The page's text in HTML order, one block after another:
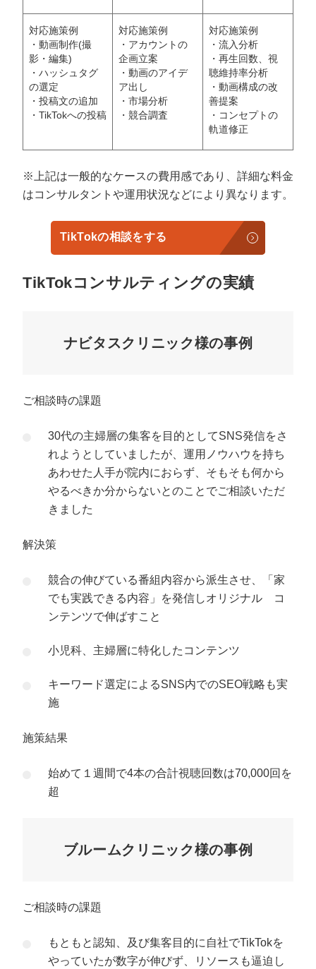
対応施策例
・動画制作(撮
影・編集)
・ハッシュタグ
の選定
・投稿文の追加
・TikTokへの投稿
対応施策例
・アカウントの
企画立案
・動画のアイデ
ア出し
・市場分析
・競合調査
対応施策例
・流入分析
・再生回数、視
聴維持率分析
・動画構成の改
善提案
・コンセプトの
軌道修正
※上記は一般的なケースの費用感であり、詳細な料金
はコンサルタントや運用状況などにより異なります。
TikTokの相談をする
TikTokコンサルティングの実績
ナビタスクリニック様の事例
ご相談時の課題
30代の主婦層の集客を目的としてSNS発信をさ
れようとしていましたが、運用ノウハウを持ち
あわせた人手が院内におらず、そもそも何から
やるべきか分からないとのことでご相談いただ
きました
解決策
競合の伸びている番組内容から派生させ、「家
でも実践できる内容」を発信しオリジナル コ
ンテンツで伸ばすこと
小児科、主婦層に特化したコンテンツ
キーワード選定によるSNS内でのSEO戦略も実
施
施策結果
始めて１週間で4本の合計視聴回数は70,000回を
超
ブルームクリニック様の事例
ご相談時の課題
もともと認知、及び集客目的に自社でTikTokを
やっていたが数字が伸びず、リソースも逼迫し